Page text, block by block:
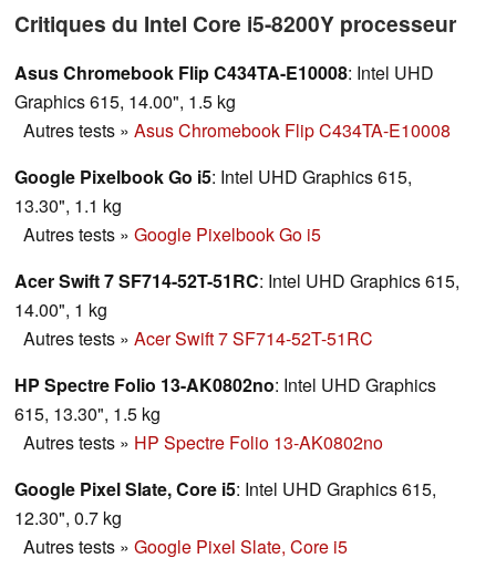
Critiques du Intel Core i5-8200Y processeur
Asus Chromebook Flip C434TA-E10008: Intel UHD
Graphics 615, 14.00", 1.5 kg
Autres tests » Asus Chromebook Flip C434TA-E10008
Google Pixelbook Go i5: Intel UHD Graphics 615,
13.30", 1.1 kg
Autres tests » Google Pixelbook Go i5
Acer Swift 7 SF714-52T-51RC: Intel UHD Graphics 615,
14.00", 1 kg
Autres tests » Acer Swift 7 SF714-52T-51RC
HP Spectre Folio 13-AK0802no: Intel UHD Graphics
615, 13.30", 1.5 kg
Autres tests » HP Spectre Folio 13-AK0802no
Google Pixel Slate, Core i5: Intel UHD Graphics 615,
12.30", 0.7 kg
Autres tests » Google Pixel Slate, Core i5